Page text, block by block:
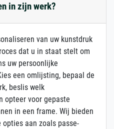
in zijn werk?
van uw kunstdruk
dat u in staat stelt om
uw persoonlijke
een omlijsting, bepaal de
beslis welk
opteer voor gepaste
in een frame. Wij bieden
aan zoals passe-